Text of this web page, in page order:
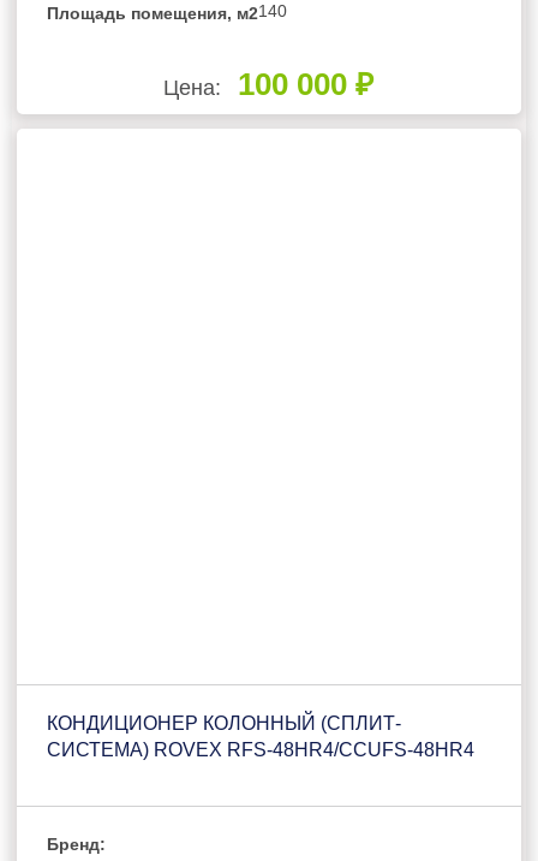
Площадь помещения, м2140
Цена: 100 000 ₽
КОНДИЦИОНЕР КОЛОННЫЙ (СПЛИТ-
СИСТЕМА) ROVEX RFS-48HR4/CCUFS-48HR4
Бренд: